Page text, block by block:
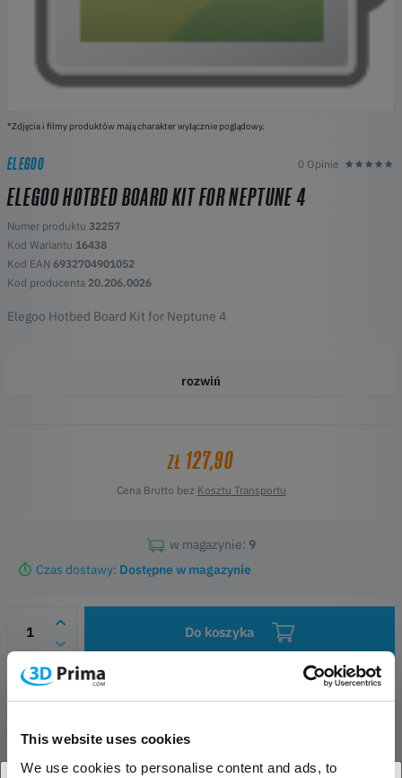
This website uses cookies
We use cookies to personalise content and ads, to
*Zdjęcia i filmy produktów mają charakter wyłącznie poglądowy.
ELEGOO 0 Opinie
ELEGOO HOTBED BOARD KIT FOR NEPTUNE 4
Numer produktu 32257
Kod Wariantu 16438
Kod EAN 6932704901052
Kod producenta 20.206.0026
Elegoo Hotbed Board Kit for Neptune 4
rozwiń
ZŁ 127,90
Cena Brutto bez Kosztu Transportu
w magazynie: 9
Czas dostawy: Dostępne w magazynie
Do koszyka
Obserwowane
Informacje o bezpieczeństwie